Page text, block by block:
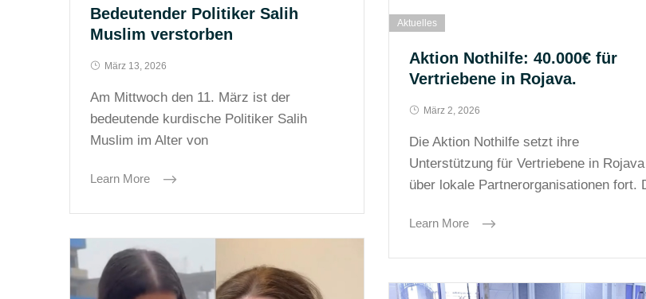
Bedeutender Politiker Salih
Muslim verstorben
März 13, 2026
Am Mittwoch den 11. März ist der
bedeutende kurdische Politiker Salih
Muslim im Alter von
Learn More
Aktuelles
Aktion Nothilfe: 40.000€ für
Vertriebene in Rojava.
März 2, 2026
Die Aktion Nothilfe setzt ihre
Unterstützung für Vertriebene in Rojava
über lokale Partnerorganisationen fort.
Learn More